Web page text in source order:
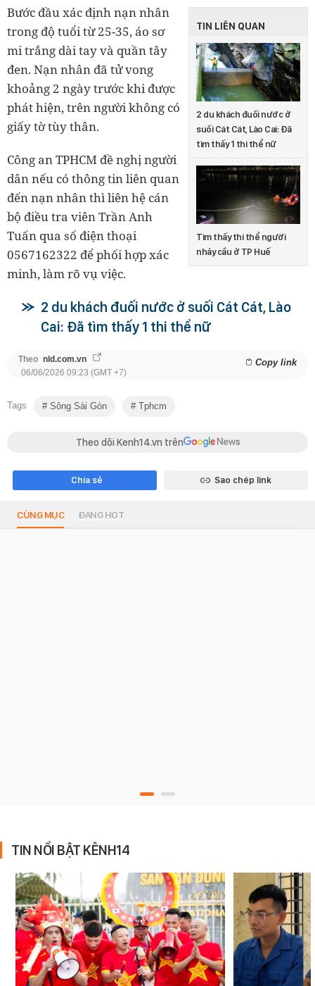
TIN LIÊN QUAN
2 du khách đuối nước ở
suối Cát Cát, Lào Cai: Đã
tìm thấy 1 thi thể nữ
Tìm thấy thi thể người
nhảy cầu ở TP Huế
Bước đầu xác định nạn nhân
trong độ tuổi từ 25-35, áo sơ
mi trắng dài tay và quần tây
đen. Nạn nhân đã tử vong
khoảng 2 ngày trước khi được
phát hiện, trên người không có
giấy tờ tùy thân.
Công an TPHCM đề nghị người
dân nếu có thông tin liên quan
đến nạn nhân thì liên hệ cán
bộ điều tra viên Trần Anh
Tuấn qua số điện thoại
0567162322 để phối hợp xác
minh, làm rõ vụ việc.
2 du khách đuối nước ở suối Cát Cát, Lào
Cai: Đã tìm thấy 1 thi thể nữ
Theo nld.com.vn Copy link
06/06/2026 09:23 (GMT +7)
Tags Sông Sài Gòn Tphcm
Theo dõi Kenh14.vn trên
Chia sẻ Sao chép link
CÙNG MỤC ĐANG HOT
TIN NỔI BẬT KÊNH14